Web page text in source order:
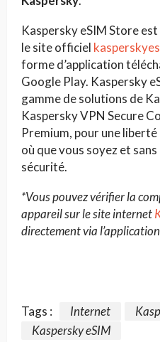
Kaspersky eSIM Store
le site officiel
forme d’application
Google Play. Kaspersky
gamme de solutions de
Kaspersky VPN Secure
Premium, pour une
où que vous soyez et
sécurité.
*Vous pouvez vérifier la
appareil sur le site internet
directement via
Tags : Internet
Kaspersky eSIM